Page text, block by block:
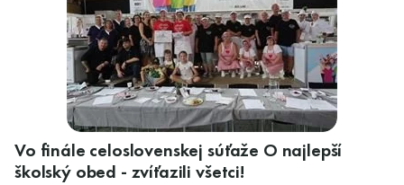
Vo finále celoslovenskej súťaže O najlepší
školský obed - zvíťazili všetci!